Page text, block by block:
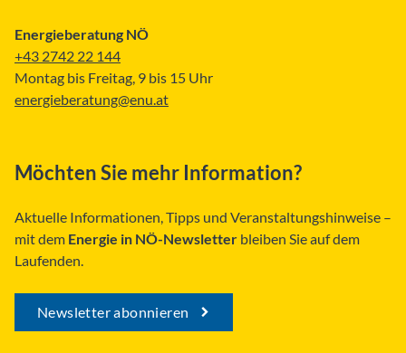
Energieberatung NÖ
+43 2742 22 144
Montag bis Freitag, 9 bis 15 Uhr
energieberatung@enu.at
Möchten Sie mehr Information?
Aktuelle Informationen, Tipps und Veranstaltungshinweise –
mit dem Energie in NÖ-Newsletter bleiben Sie auf dem
Laufenden.
Newsletter abonnieren